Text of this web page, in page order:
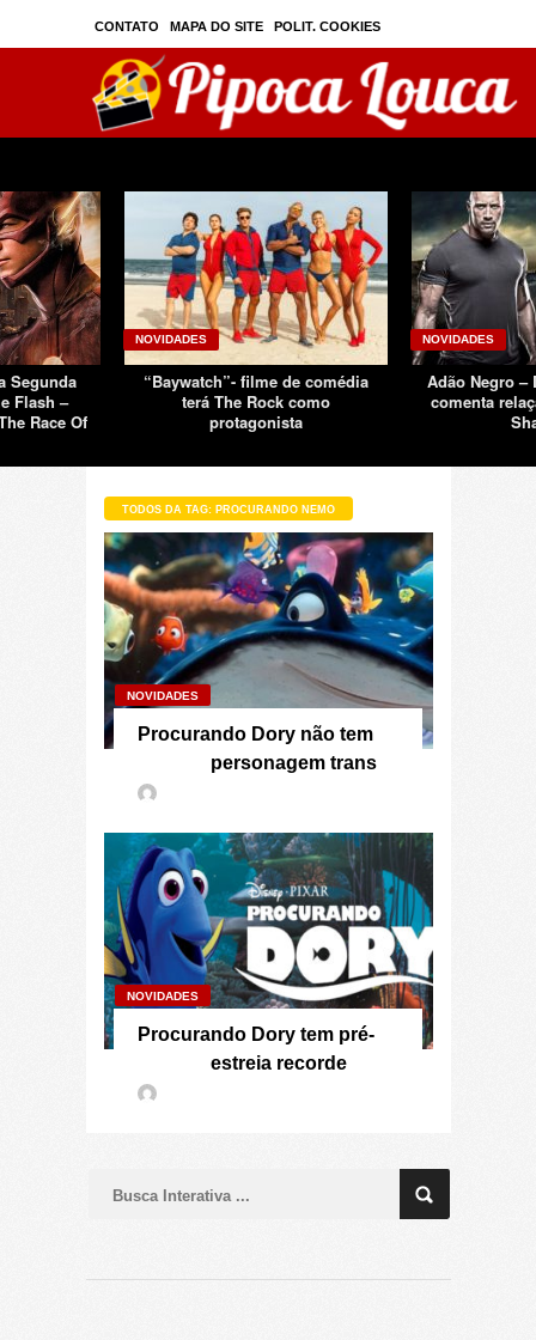
CONTATO MAPA DO SITE POLIT. COOKIES
PRIVAC./SEGURANÇA
Segunda
Flash –
Race Of
NOVIDADES
“Baywatch”- filme de comédia
terá The Rock como
protagonista
NOVIDADES
Adão Negro –
comenta
TODOS DA TAG: PROCURANDO NEMO
NOVIDADES
Procurando Dory não tem
personagem trans
NOVIDADES
Procurando Dory tem pré-
estreia recorde